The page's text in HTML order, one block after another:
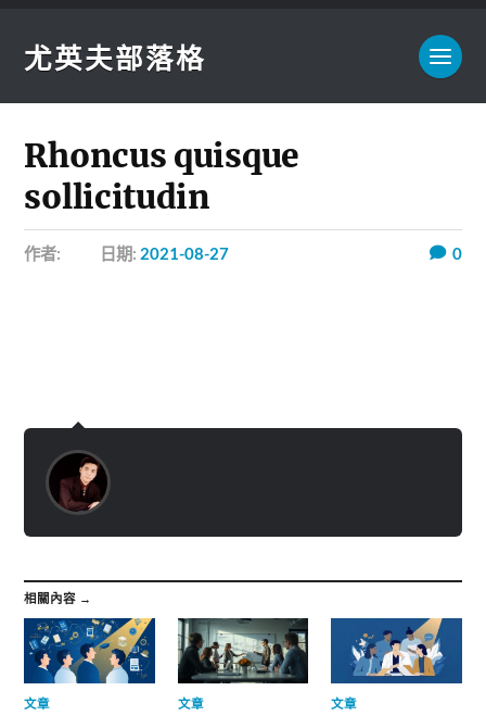
尤英夫部落格
Rhoncus quisque
sollicitudin
作者: 日期: 2021-08-27 0
相關內容 →
文章 文章 文章